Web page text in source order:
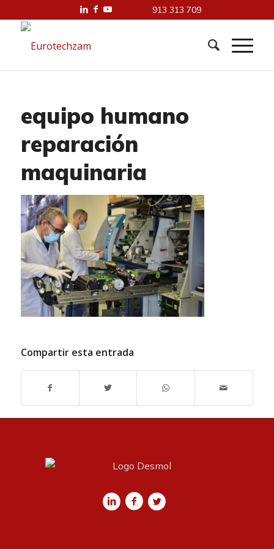
913 313 709
equipo humano
reparación
maquinaria
Compartir esta entrada